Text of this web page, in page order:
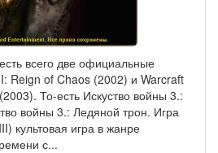
всего две официальные
Reign of Chaos (2002) и Warcraft
То-есть Искуство войны 3.:
войны 3.: Ледяной трон. Игра
культовая игра в жанре
с...